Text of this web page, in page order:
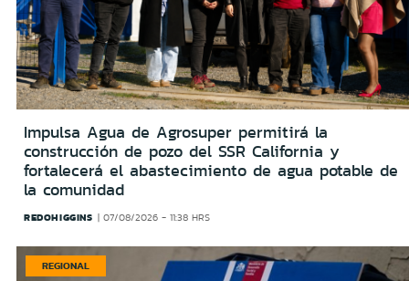
Impulsa Agua de Agrosuper permitirá la
construcción de pozo del SSR California y
fortalecerá el abastecimiento de agua potable de
la comunidad
REDOHIGGINS 07/08/2026 - 11:38 HRS
REGIONAL